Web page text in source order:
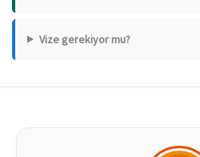
Vize gerekiyor mu?